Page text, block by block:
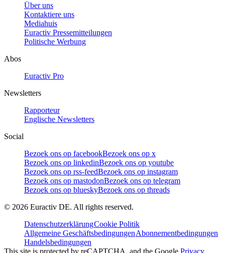
Über uns
Kontaktiere uns
Mediahuis
Euractiv Pressemitteilungen
Politische Werbung
Abos
Euractiv Pro
Newsletters
Rapporteur
Englische Newsletters
Social
Bezoek ons op facebookBezoek ons op x
Bezoek ons op linkedinBezoek ons op youtube
Bezoek ons op rss-feedBezoek ons op instagram
Bezoek ons op mastodonBezoek ons op telegram
Bezoek ons op blueskyBezoek ons op threads
© 2026 Euractiv DE. All rights reserved.
DatenschutzerklärungCookie Politik
Allgemeine GeschäftsbedingungenAbonnementbedingungen
Handelsbedingungen
This site is protected by reCAPTCHA, and the Google Privacy